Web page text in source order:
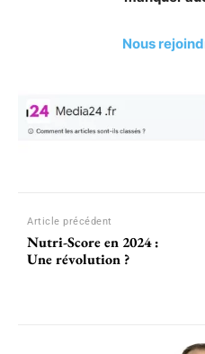
Nous
Article précédent
Nutri-Score en 2024 :
Une révolution ?